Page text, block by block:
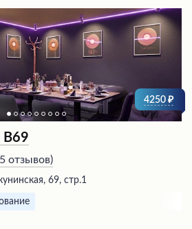
4250
В69
отзывов)
69, стр.1